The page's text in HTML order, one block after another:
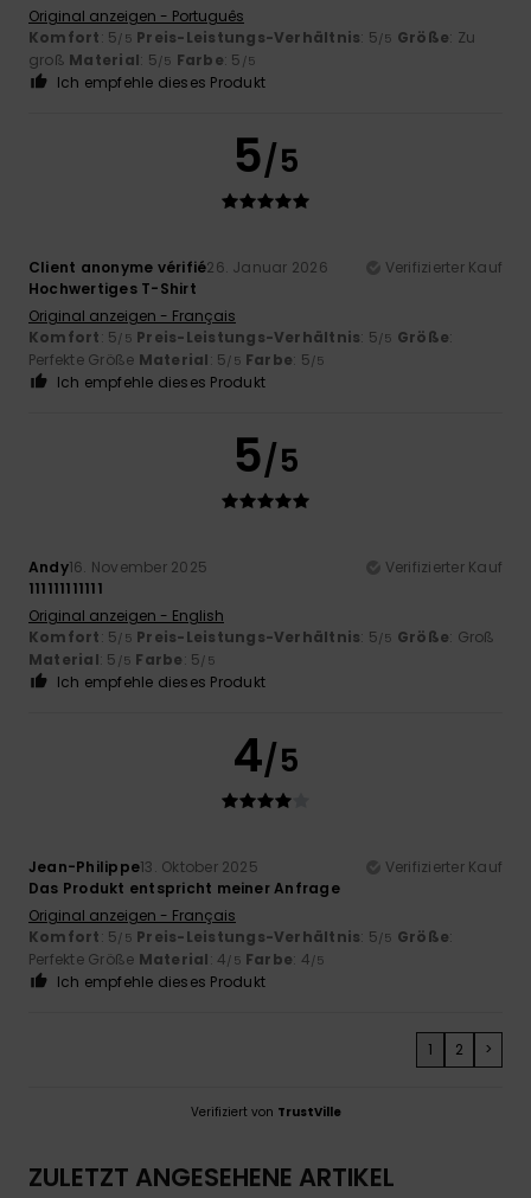
Original anzeigen - Português
Komfort: 5/5 Preis-Leistungs-Verhältnis: 5/5 Größe: Zu
groß Material: 5/5 Farbe: 5 /5
Ich empfehle dieses Produkt
5/5
Client anonyme vérifié26. Januar 2026
Verifizierter Kauf
Hochwertiges T-Shirt
Original anzeigen - Français
Komfort: 5/5 Preis-Leistungs-Verhältnis: 5/5 Größe:
Perfekte Größe Material: 5/5 Farbe: 5/5
Ich empfehle dieses Produkt
5/5
Andy16. November 2025
Verifizierter Kauf
111111111111
Original anzeigen - English
Komfort: 5/5 Preis-Leistungs-Verhältnis: 5/5 Größe: Groß
Material: 5 /5 Farbe: 5/5
Ich empfehle dieses Produkt
4/5
Jean-Philippe13. Oktober 2025
Verifizierter Kauf
Das Produkt entspricht meiner Anfrage
Original anzeigen - Français
Komfort: 5/5 Preis-Leistungs-Verhältnis: 5/5 Größe:
Perfekte Größe Material: 4/5 Farbe: 4/5
Ich empfehle dieses Produkt
1 2 >
Verifiziert von TrustVille
ZULETZT ANGESEHENE ARTIKEL